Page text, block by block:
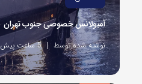
آمبولانس خصوصی جنوب تهران
نوشته شده توسط 5 ساعت پیش